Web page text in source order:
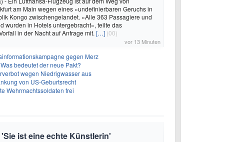
am Main wegen eines «undefinierbaren Geruchs in
Kongo zwischengelandet. «Alle 363 Passagiere und
wurden in Hotels untergebracht», teilte das
in der Nacht auf Anfrage mit. […] (00)
vor 13 Minuten
gegen Merz
bedeutet der neue Pakt?
wegen Niedrigwasser aus
von US-Geburtsrecht
Wehrmachtssoldaten frei
ist eine echte Künstlerin'